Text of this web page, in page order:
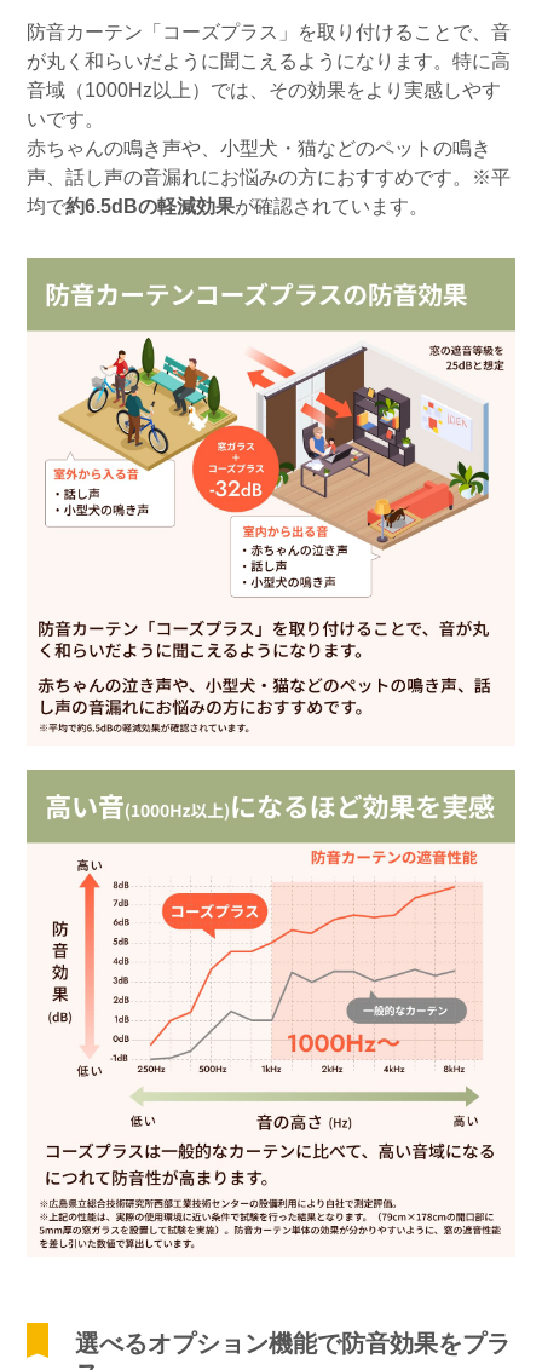
防音カーテン「コーズプラス」を取り付けることで、音
が丸く和らいだように聞こえるようになります。特に高
音域（1000Hz以上）では、その効果をより実感しやす
いです。
赤ちゃんの鳴き声や、小型犬・猫などのペットの鳴き
声、話し声の音漏れにお悩みの方におすすめです。※平
均で約6.5dBの軽減効果が確認されています。
選べるオプション機能で防音効果をプラ